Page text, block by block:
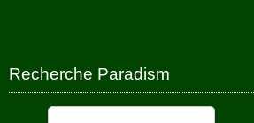
Recherche Paradism